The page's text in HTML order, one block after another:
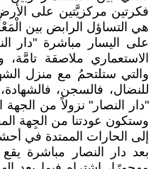
فكرتين مركزيَّتين على
هي التساؤل الرابض بين
على اليسار مباشرة "دار
الاستعماري ملاصقة
والتي ستلتحمُ مع منزل
للنضال، فالسجن،
"دار النصار" نزولاً من
وستكون عودتنا من الجِهة
إلى الحارات الممتدة في
بعد دار النصار مباشرة